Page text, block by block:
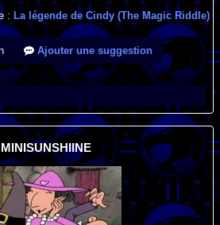
: La légende de Cindy (The Magic Riddle)
Ajouter une suggestion